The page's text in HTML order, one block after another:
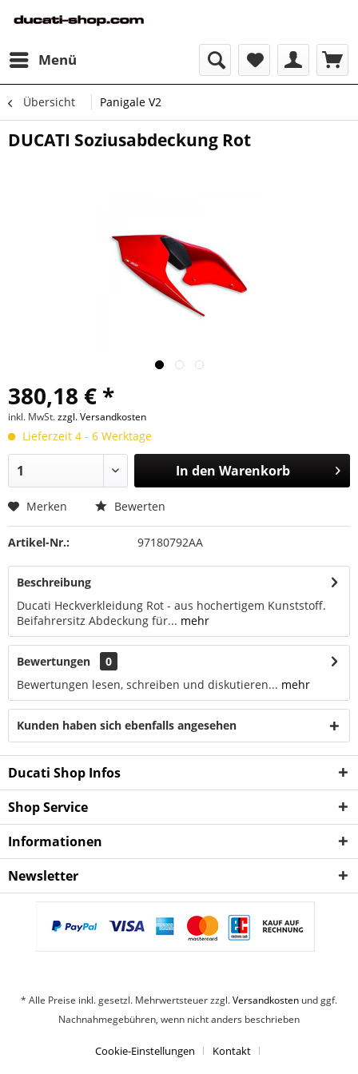
Menü
Übersicht Panigale V2
DUCATI Soziusabdeckung Rot
380,18 € *
inkl. MwSt.zzgl. Versandkosten
Lieferzeit 4 - 6 Werktage
In den Warenkorb
Merken Bewerten
Artikel-Nr.: 97180792AA
Beschreibung
Ducati Heckverkleidung Rot - aus hochertigem Kunststoff.
Beifahrersitz Abdeckung für... mehr
Bewertungen
0
Bewertungen lesen, schreiben und diskutieren... mehr
Kunden haben sich ebenfalls angesehen
Ducati Shop Infos
Shop Service
Informationen
Newsletter
* Alle Preise inkl. gesetzl. Mehrwertsteuer zzgl.Versandkosten und ggf.
Nachnahmegebühren, wenn nicht anders beschrieben
Cookie-Einstellungen
Kontakt